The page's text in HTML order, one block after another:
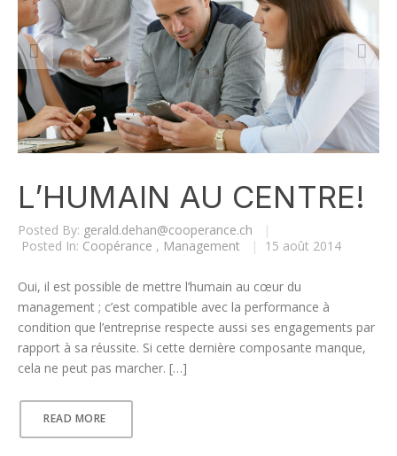
L’HUMAIN AU CENTRE!
Posted By: gerald.dehan@cooperance.ch
|
Posted In: Coopérance , Management | 15 août 2014
Oui, il est possible de mettre l’humain au cœur du
management ; c’est compatible avec la performance à
condition que l’entreprise respecte aussi ses engagements par
rapport à sa réussite. Si cette dernière composante manque,
cela ne peut pas marcher. […]
READ MORE